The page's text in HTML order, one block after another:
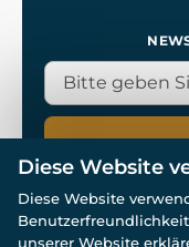
Diese Website
Diese Website
unserer Website